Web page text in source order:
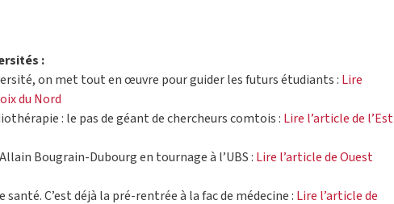
:
on met tout en œuvre pour guider les futurs étudiants : Lire
du Nord
: le pas de géant de chercheurs comtois : Lire l’article de l’Est
Bougrain-Dubourg en tournage à l’UBS : Lire l’article de Ouest
santé. C’est déjà la pré-rentrée à la fac de médecine : Lire l’article de